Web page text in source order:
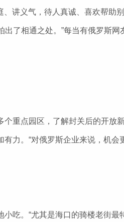
讲义气，待人真诚、喜欢帮助
了相通之处。”每当有俄罗斯网
重点园区，了解封关后的开放新
力。“对俄罗斯企业来说，机会
吃。“尤其是海口的骑楼老街最